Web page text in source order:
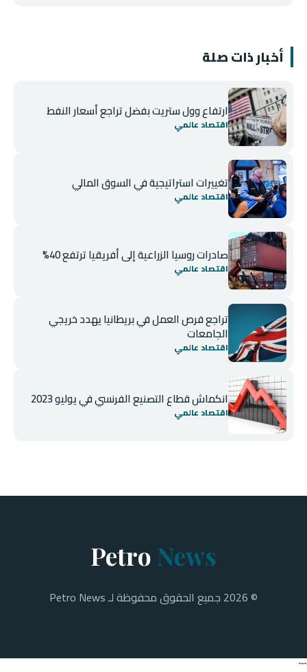
أخبار ذات صلة
ارتفاع وول ستريت بفضل تراجع أسعار النفط
اقتصاد عالمي
تغييرات استراتيجية في السوق المالي
اقتصاد عالمي
صادرات روسيا الزراعية إلى أفريقيا ترتفع 40%
اقتصاد عالمي
تراجع فرص العمل في بريطانيا يهدد خريجي
الجامعات
اقتصاد عالمي
انكماش قطاع التصنيع الفرنسي في يوليو 2023
اقتصاد عالمي
Petro News
© 2026 جميع الحقوق محفوظة لـ Petro News
```